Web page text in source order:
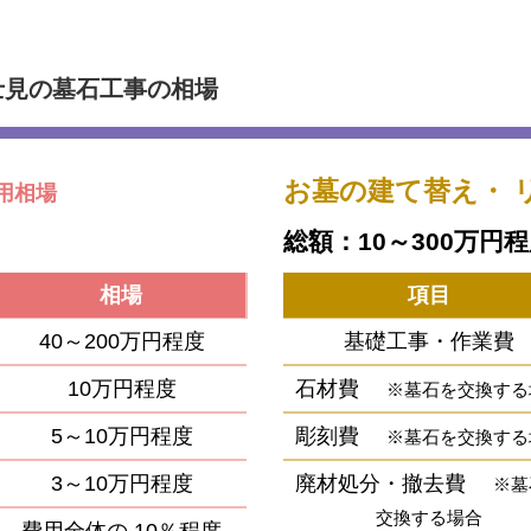
の墓石工事の相場
相場
相場
40～200万円程度
10万円程度
5～10万円程度
3～10万円程度
お墓の建て替え・
総額：10～300万円
項目
基礎工事・作業費
石材費
※墓石を交換する
彫刻費 ※墓石を交換する
廃材処分・撤去費
※墓
交換する場合